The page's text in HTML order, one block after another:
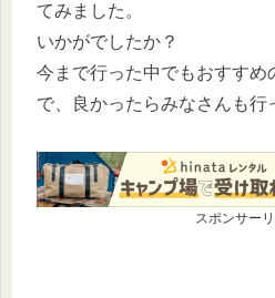
てみました。
いかがでしたか？
今まで行った中でもおすすめ
で、良かったらみなさんも行
スポンサー